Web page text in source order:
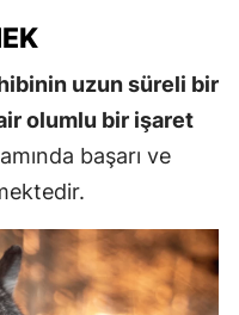
uzun süreli bir
olumlu bir işaret
başarı ve